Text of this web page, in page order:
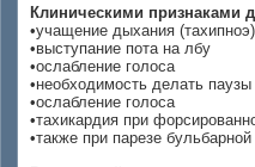
Клиническими признаками
•учащение дыхания (тахипноэ)
•выступание пота на лбу
•ослабление голоса
•необходимость делать
•ослабление голоса
•тахикардия при
•также при парезе